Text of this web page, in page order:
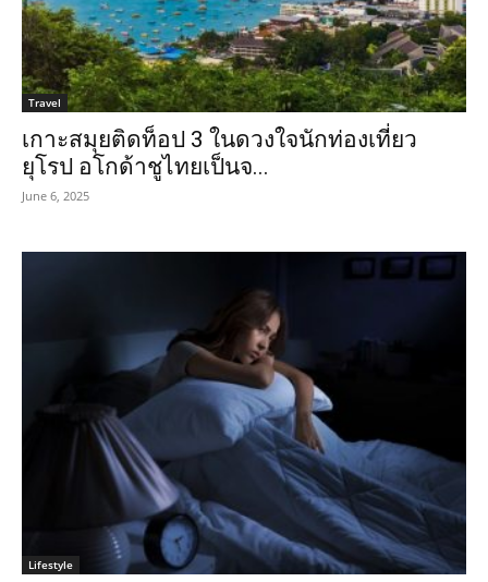
Travel
เกาะสมุยติดท็อป 3 ในดวงใจนักท่องเที่ยว
ยุโรป อโกด้าชูไทยเป็นจ...
June 6, 2025
Lifestyle